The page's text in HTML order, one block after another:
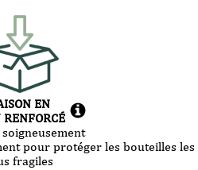
EN
RENFORCÉ
pour protéger les bouteilles les
fragiles